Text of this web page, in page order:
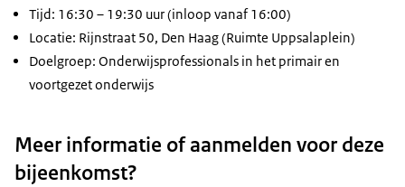
Tijd: 16:30 – 19:30 uur (inloop vanaf 16:00)
Locatie: Rijnstraat 50, Den Haag (Ruimte Uppsalaplein)
Doelgroep: Onderwijsprofessionals in het primair en
voortgezet onderwijs
Meer informatie of aanmelden voor deze
bijeenkomst?